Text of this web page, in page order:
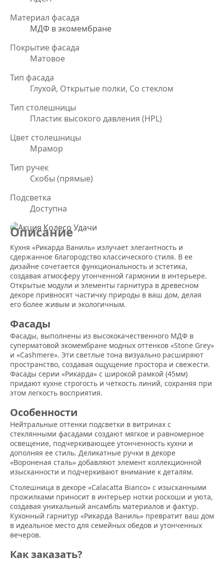
Материал фасада
МДФ в экомембране
Покрытие фасада
Матовое
Тип фасада
Глухой, Открытые полки, Со стеклом
Тип столешницы
Пластик высокого давления (HPL)
Цвет столешницы
Мрамор
Тип ручек
Скобы (прямые)
Подсветка
Доступна
Описание
Кухня «Рикарда Ваниль» излучает элегантность и
сдержанное благородство классического стиля. В ее
дизайне сочетается функциональность и эстетика,
создавая атмосферу утонченной гармонии в интерьере.
Открытые модули и элементы гарнитура в древесном
декоре привносят частичку природы в ваш дом, делая
его более живым и экологичным.
Фасады
Фасады, выполнены из высококачественного МДФ в
суперматовой экомембране модных оттенков «Stone Grey»
и «Cashmere». Эти светлые тона визуально расширяют
пространство, создавая ощущение простора и свежести.
Фасады серии «Рикарда» c широкой рамкой (45мм)
придают кухне строгость и четкость линий, сохраняя при
этом легкость восприятия.
Особенности
Нейтральные оттенки подсветки в витринах с
стеклянными фасадами создают мягкое и равномерное
освещение, подчеркивающее утонченность кухни и
дополняя ее стиль. Деликатные ручки в декоре
«Вороненая сталь» добавляют элемент коллекционной
изысканности и подчеркивают внимание к деталям.
Столешница в декоре «Calacatta Bianco» с изысканными
прожилками приносит в интерьер нотки роскоши и уюта,
создавая уникальный ансамбль материалов и фактур.
Кухонный гарнитур «Рикарда Ваниль» превратит ваш дом
в идеальное место для семейных обедов и утонченных
вечеров.
Как заказать?